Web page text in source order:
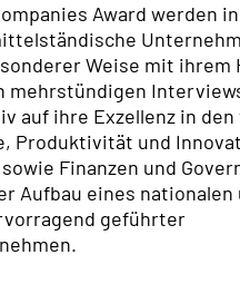
Award werden in
Weise mit ihrem
mehrstündigen
auf ihre Exzellenz in
Produktivität und
Finanzen und
Aufbau eines nationalen
geführter